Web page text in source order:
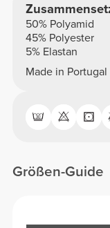
50% Polyamid
45% Polyester
5% Elastan
Made in Portugal
Größen-Guide